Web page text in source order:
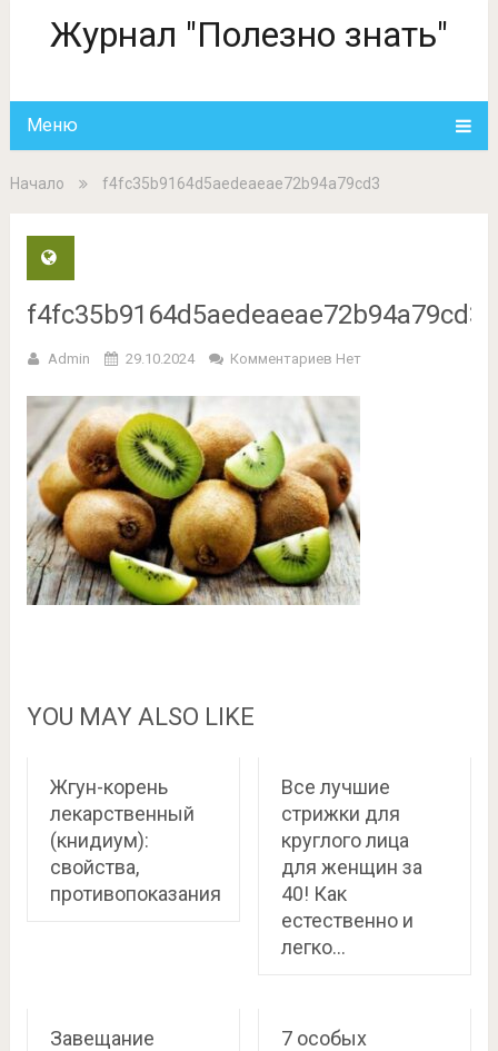
Журнал "Полезно знать"
Меню
Начало f4fc35b9164d5aedeaeae72b94a79cd3
f4fc35b9164d5aedeaeae72b94a79cd3
Admin 29.10.2024 Комментариев Нет
YOU MAY ALSO LIKE
Жгун-корень
лекарственный
(книдиум):
свойства,
противопоказания
Все лучшие
стрижки для
круглого лица
для женщин за
40! Как
естественно и
легко…
Завещание
7 особых